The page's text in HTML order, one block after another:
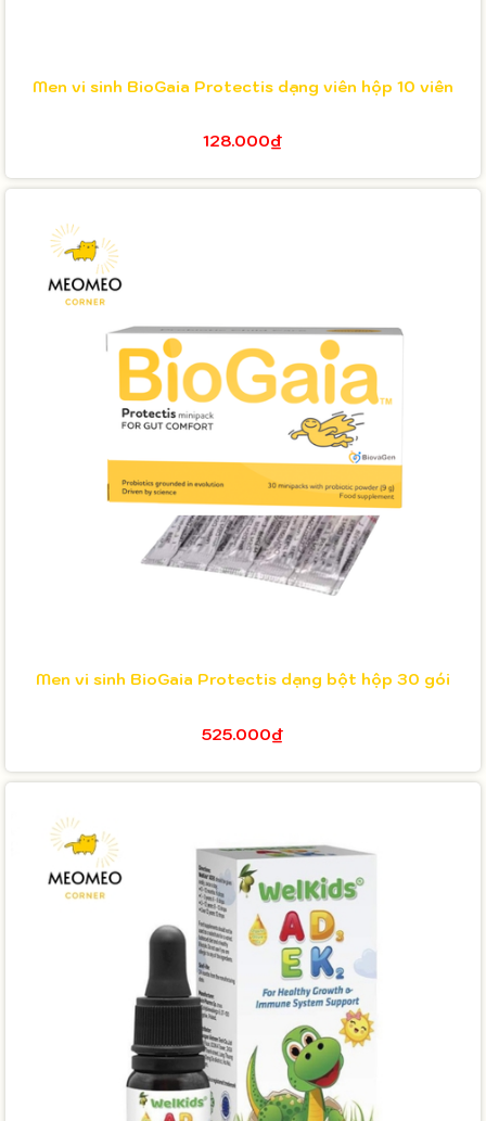
Men vi sinh BioGaia Protectis dạng viên hộp 10 viên
128.000₫
Men vi sinh BioGaia Protectis dạng bột hộp 30 gói
525.000₫